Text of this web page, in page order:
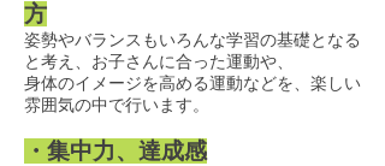
方
姿勢やバランスもいろんな学習の基礎となる
と考え、お子さんに合った運動や、
身体のイメージを高める運動などを、楽しい
雰囲気の中で行います。
・集中力、達成感